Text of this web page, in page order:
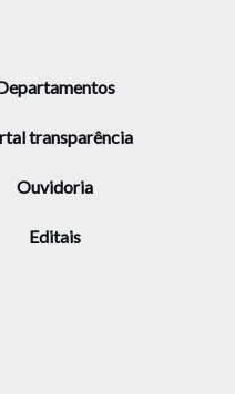
transparência
Ouvidoria
Editais